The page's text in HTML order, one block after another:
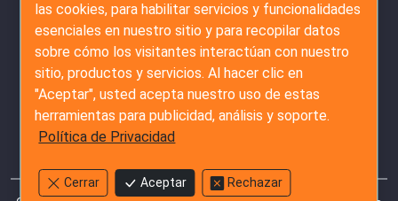
las cookies, para habilitar servicios y funcionalidades
esenciales en nuestro sitio y para recopilar datos
sobre cómo los visitantes interactúan con nuestro
sitio, productos y servicios. Al hacer clic en
"Aceptar", usted acepta nuestro uso de estas
herramientas para publicidad, análisis y soporte.
Política de Privacidad
Cerrar Aceptar Rechazar